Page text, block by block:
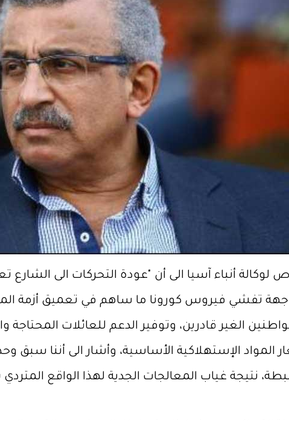
أنباء آسيا الى أن "عودة التحركات الى
تفشي فيروس كورونا ما ساهم في تعميق أزمة
الغير قادرين، وتوفير الدعم للعائلات
المواد الإستهلاكية الأساسية، وأشار الى أننا سبق
غياب المعالجات الجدية لهذا الواقع المتردي